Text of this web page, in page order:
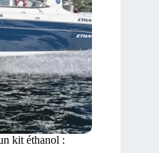
kit éthanol :